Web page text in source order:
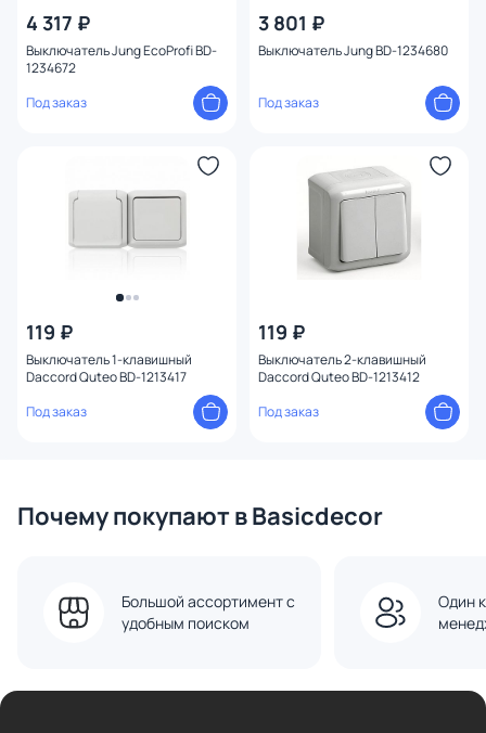
4 317 ₽
Выключатель Jung EcoProfi BD-
1234672
Под заказ
3 801 ₽
Выключатель Jung BD-1234680
Под заказ
119 ₽
Выключатель 1-клавишный
Daccord Quteo BD-1213417
Под заказ
119 ₽
Выключатель 2-клавишный
Daccord Quteo BD-1213412
Под заказ
Почему покупают в Basicdecor
Большой ассортимент с
удобным поиском
Один